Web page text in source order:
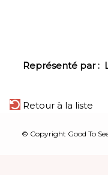
Représenté par :
Retour à la liste
© Copyright Good To